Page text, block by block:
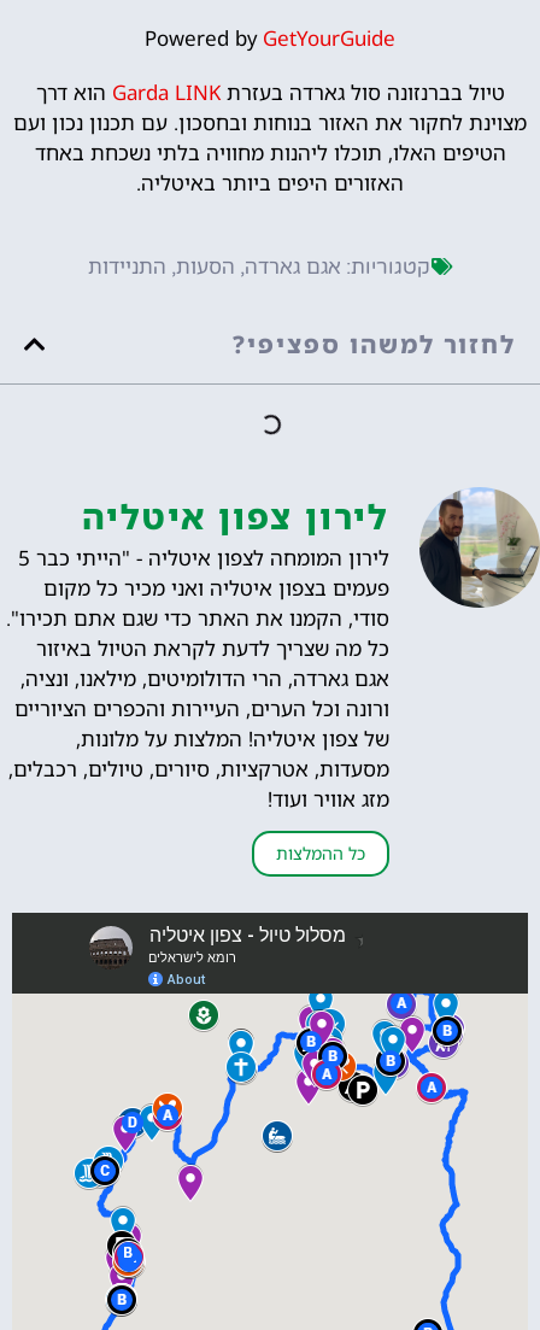
Powered by GetYourGuide
טיול בברנזונה סול גארדה בעזרתGarda LINK הוא דרך
מצוינת לחקור את האזור בנוחות ובחסכון. עם תכנון נכון ועם
הטיפים האלו, תוכלו ליהנות מחוויה בלתי נשכחת באחד
האזורים היפים ביותר באיטליה.
קטגוריות: אגם גארדה, הסעות, התניידות
לחזור למשהו ספציפי?
לירון צפון איטליה
לירון המומחה לצפון איטליה - "הייתי כבר 5
פעמים בצפון איטליה ואני מכיר כל מקום
סודי, הקמנו את האתר כדי שגם אתם תכירו".
כל מה שצריך לדעת לקראת הטיול באיזור
אגם גארדה, הרי הדולומיטים, מילאנו, ונציה,
ורונה וכל הערים, העיירות והכפרים הציוריים
של צפון איטליה! המלצות על מלונות,
מסעדות, אטרקציות, סיורים, טיולים, רכבלים,
מזג אוויר ועוד!
כל ההמלצות